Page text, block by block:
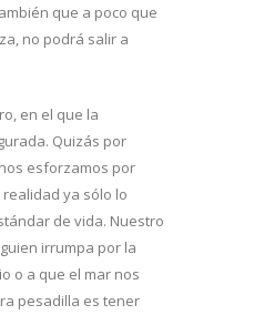
que a poco que
no podrá salir a
en el que la
Quizás por
esforzamos por
ya sólo lo
de vida. Nuestro
irrumpa por la
o a que el mar nos
pesadilla es tener